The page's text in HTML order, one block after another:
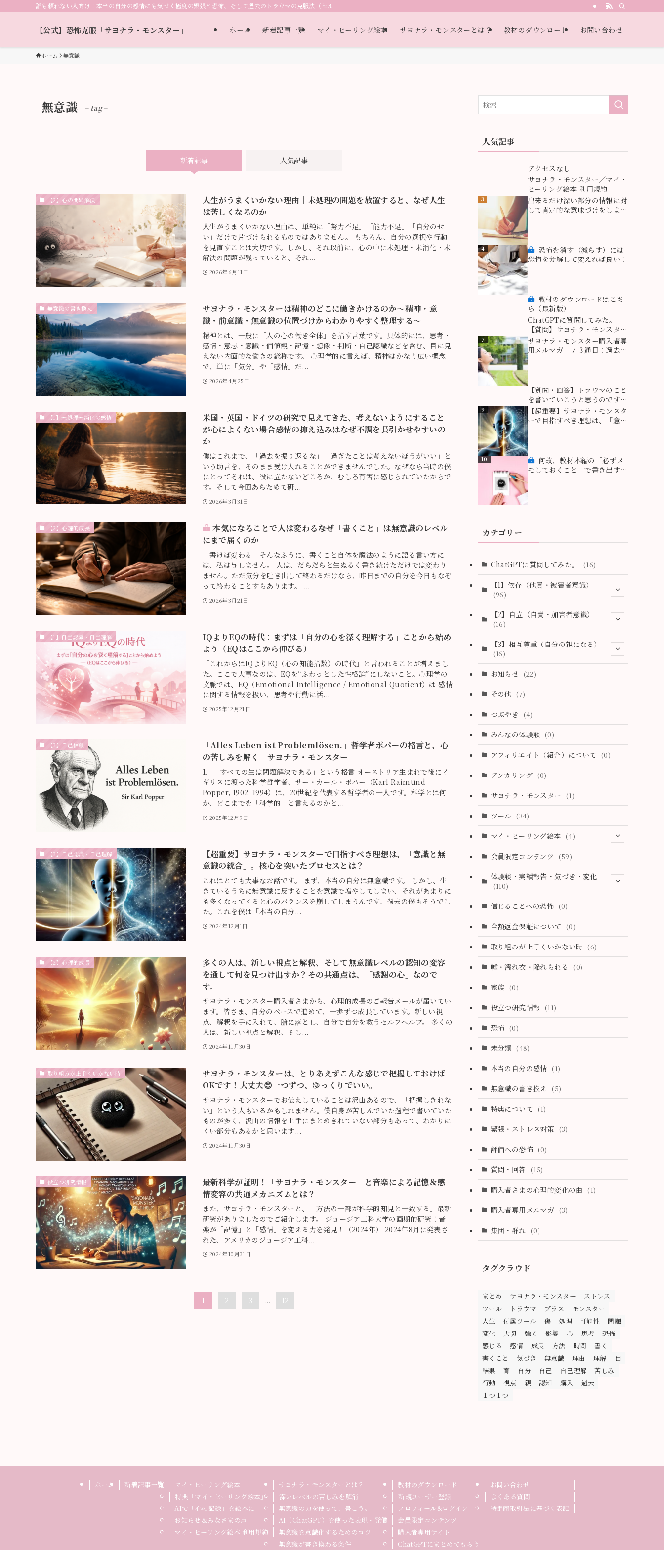
誰も頼れない人向け！本当の自分の感情にも気づく極度の緊張と恐怖、そして過去のトラウマの克服法（セルフヘルプ教材）（自己認識・自己理解・自己受容・過去受容）
【公式】恐怖克服「サヨナラ・モンスター」 ホーム 新着記事一覧 マイ・ヒーリング絵本 サヨナラ・モンスターとは？ 教材のダウンロード お問い合わせ
ホーム 無意識
無意識 – tag –
新着記事 人気記事
【2】心の問題解決
人生がうまくいかない理由｜未処理の問題を放置すると、なぜ人生
は苦しくなるのか
人生がうまくいかない理由は、単純に「努力不足」「能力不足」「自分のせ
い」だけで片づけられるものではありません。 もちろん、自分の選択や行動
を見直すことは大切です。しかし、それ以前に、心の中に未処理・未消化・未
解決の問題が残っていると、それ...
2026年6月11日
無意識の書き換え
サヨナラ・モンスターは精神のどこに働きかけるのか〜精神・意
識・前意識・無意識の位置づけからわかりやすく整理する〜
精神とは、一般に「人の心の働き全体」を指す言葉です。具体的には、思考・
感情・意志・意識・価値観・記憶・想像・判断・自己認識などを含む、目に見
えない内面的な働きの総称です。 心理学的に言えば、精神はかなり広い概念
で、単に「気分」や「感情」だ...
2026年4月25日
【1】未処理未消化の感情
米国・英国・ドイツの研究で見えてきた、考えないようにすること
が心によくない場合――感情の抑え込みはなぜ不調を長引かせやすいの
か
僕はこれまで、「過去を振り返るな」「過ぎたことは考えないほうがいい」と
いう助言を、そのまま受け入れることができませんでした。なぜなら当時の僕
にとってそれは、役に立たないどころか、むしろ有害に感じられていたからで
す。そして今回あらためて研...
2026年3月31日
【2】心理的成長
本気になることで人は変わる――なぜ「書くこと」は無意識のレベル
にまで届くのか
「書けば変わる」そんなふうに、書くこと自体を魔法のように語る言い方に
は、私は与しません。 人は、だらだらと生ぬるく書き続けただけでは変わり
ません。ただ気分を吐き出して終わるだけなら、昨日までの自分を今日もなぞ
って終わることすらあります。 ...
2026年3月21日
【1】自己認識・自己理解
IQよりEQの時代：まずは「自分の心を深く理解する」ことから始め
よう（EQはここから伸びる）
「これからはIQよりEQ（心の知能指数）の時代」と言われることが増えまし
た。ここで大事なのは、EQを“ふわっとした性格論”にしないこと。心理学の
文脈では、EQ（Emotional Intelligence / Emotional Quotient）は 感情
に関する情報を扱い、思考や行動に活...
2025年12月21日
【3】自己信頼
「Alles Leben ist Problemlösen.」――哲学者ポパーの格言と、心
の苦しみを解く「サヨナラ・モンスター」
1．「すべての生は問題解決である」という格言 オーストリア生まれで後にイ
ギリスに渡った科学哲学者、サー・カール・ポパー（Karl Raimund
Popper, 1902–1994）は、20世紀を代表する哲学者の一人です。科学とは何
か、どこまでを「科学的」と言えるのかと...
2025年12月9日
【3】自己認識・自己理解
【超重要】サヨナラ・モンスターで目指すべき理想は、「意識と無
意識の統合」。核心を突いたプロセスとは？
これはとても大事なお話です。 まず、本当の自分は無意識です。 しかし、生
きているうちに無意識に反することを意識で増やしてしまい、それがあまりに
も多くなってくると心のバランスを崩してしまうんです。過去の僕もそうでし
た。これを僕は「本当の自分...
2024年12月1日
【2】心理的成長
多くの人は、新しい視点と解釈、そして無意識レベルの認知の変容
を通して何を見つけ出すか？その共通点は、「感謝の心」なので
す。
サヨナラ・モンスター購入者さまから、心理的成長のご報告メールが届いてい
ます。皆さま、自分のペースで進めて、一歩ずつ成長しています。新しい視
点、解釈を手に入れて、腑に落とし、自分で自分を救うセルフヘルプ。 多くの
人は、新しい視点と解釈、そし...
2024年11月30日
取り組みが上手くいかない時
サヨナラ・モンスターは、とりあえずこんな感じで把握しておけば
OKです！大丈夫😊一つずつ、ゆっくりでいい。
サヨナラ・モンスターでお伝えしていることは沢山あるので、「把握しきれな
い」という人もいるかもしれません。僕自身が苦しんでいた過程で書いていた
ものが多く、沢山の情報を上手にまとめきれていない部分もあって、わかりに
くい部分もあるかと思います...
2024年11月30日
役立つ研究情報
最新科学が証明！「サヨナラ・モンスター」と音楽による記憶＆感
情変容の共通メカニズムとは？
また、サヨナラ・モンスターと、「方法の一部が科学的知見と一致する」最新
研究がありましたのでご紹介します。 ジョージア工科大学の画期的研究！音
楽が「記憶」と「感情」を変える力を発見！（2024年） 2024年8月に発表さ
れた、アメリカのジョージア工科...
2024年10月31日
1 2 3 ... 12
人気記事
アクセスなし
サヨナラ・モンスター／マイ・
ヒーリング絵本 利用規約
3
出来るだけ深い部分の情報に対
して肯定的な意味づけをしよ
4
恐怖を消す（減らす）には
恐怖を分解して変えれば良い！
教材のダウンロードはこち
ら（最新版）
ChatGPTに質問してみた。
【質問】サヨナラ・モンスター
がいうところの「モンスター」
とはどういう意味ですか？
7
サヨナラ・モンスター購入者専
用メルマガ「７３通目：過去
ツール】での心の成長を飛躍さ
せるために役立つ情報！
【質問・回答】トラウマのこと
を書いていこうと思うのですが
私は文章が苦手です。大丈夫で
すか？
9
【超重要】サヨナラ・モンスタ
ーで目指すべき理想は、「意識
10
何故、教材本編の「必ずメ
モしておくこと」で書き出す作
カテゴリー
ChatGPTに質問してみた。 (16)
【1】依存（他責・被害者意識）
(96)
(2)
(1)
(0)
(28)
(18)
(4)
(9)
(6)
(37)
(11)
【2】自立（自責・加害者意識）
(36)
(2)
(6)
【3】相互尊重（自分の親になる）
(16)
(11)
お知らせ (22)
その他 (7)
つぶやき (4)
みんなの体験談 (0)
アフィリエイト（紹介）について (0)
アンカリング (0)
サヨナラ・モンスター (1)
ツール (34)
マイ・ヒーリング絵本 (4)
(1)
会員限定コンテンツ (59)
体験談・実績報告・気づき・変化
(110)
(4)
(4)
(3)
(2)
(2)
(2)
(1)
(0)
信じることへの恐怖 (0)
全額返金保証について (0)
取り組みが上手くいかない時 (6)
嘘・濡れ衣・陥れられる (0)
家族 (0)
役立つ研究情報 (11)
恐怖 (0)
未分類 (48)
本当の自分の感情 (1)
無意識の書き換え (5)
特典について (1)
緊張・ストレス対策 (3)
評価への恐怖 (0)
質問・回答 (15)
購入者さまの心理的変化の曲 (1)
購入者専用メルマガ (3)
集団・群れ (0)
タグクラウド
まとめ サヨナラ・モンスター
ストレス
ツール
トラウマ プラス
モンスター
人生
付属ツール 傷 処理 可能性
問題
変化
大切 強く 影響 心 思考
恐怖
感じる
感情 成長 方法 時間
書く
書くこと
気づき 無意識 理由 理解
目
結果
育 自分 自己 自己理解
苦しみ
行動
視点 親 認知 購入
過去
１つ１つ
ホーム 新着記事一覧
マイ・ヒーリング絵本
特典「マイ・ヒーリング絵本」
AIで「心の記録」を絵本に
お知らせ＆みなさまの声
マイ・ヒーリング絵本 利用規約
サヨナラ・モンスターとは？
深いレベルの苦しみを解消
無意識の力を使って、書こう。
AI（ChatGPT）を使った表現・発信
無意識を意識化するためのコツ
無意識が書き換わる条件
教材のダウンロード
新規ユーザー登録
プロフィール&ログイン
会員限定コンテンツ
購入者専用サイト
ChatGPTにまとめてもらう
お問い合わせ
よくある質問
特定商取引法に基づく表記